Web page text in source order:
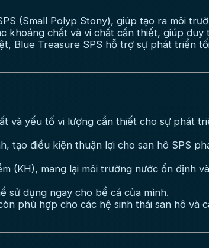
(Small Polyp Stony), giúp tạo ra môi
khoáng chất và vi chất cần thiết, giúp duy
Blue Treasure SPS hỗ trợ sự phát triển
và yếu tố vi lượng cần thiết cho sự phát
tạo điều kiện thuận lợi cho san hô SPS
(KH), mang lại môi trường nước ổn định
sử dụng ngay cho bể cá của mình.
phù hợp cho các hệ sinh thái san hô và